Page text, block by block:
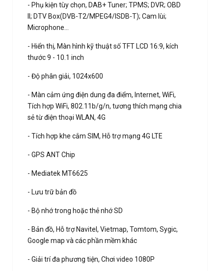
- Phụ kiện tùy chọn, DAB+ Tuner; TPMS; DVR; OBD
II; DTV Box(DVB-T2/MPEG4/ISDB-T); Cam lùi;
Microphone…
- Hiển thị, Màn hình kỹ thuật số TFT LCD 16:9, kích
thước 9 - 10.1 inch
- Độ phân giải, 1024x600
- Màn cảm ứng điện dung đa điểm, Internet, WiFi,
Tích hợp WiFi, 802.11b/g/n, tương thích mạng chia
sẻ từ điện thoại WLAN, 4G
- Tích hợp khe cắm SIM, Hỗ trợ mạng 4G LTE
- GPS ANT Chip
- Mediatek MT6625
- Lưu trữ bản đồ
- Bộ nhớ trong hoặc thẻ nhớ SD
- Bản đồ, Hỗ trợ Navitel, Vietmap, Tomtom, Sygic,
Google map và các phần mềm khác
- Giải trí đa phương tiện, Chơi video 1080P